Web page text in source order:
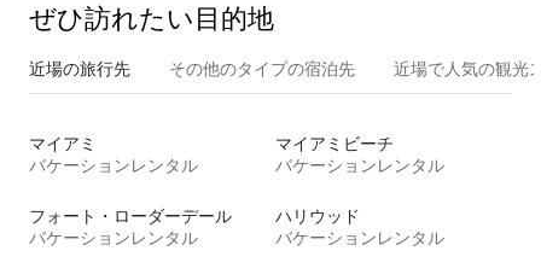
ぜひ訪⁠れ⁠た⁠い目⁠的⁠地
近場の旅行先 その他のタ⁠イ⁠プ⁠の宿⁠泊⁠先 近場で人気の観光
マイアミ
バケーションレンタル
マイアミビーチ
バケーションレンタル
フォート・ローダーデール
バケーションレンタル
ハリウッド
バケーションレンタル